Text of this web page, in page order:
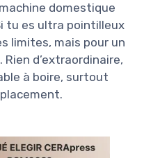
domestique
tu es ultra pointilleux
limites, mais pour un
d’extraordinaire,
à boire, surtout